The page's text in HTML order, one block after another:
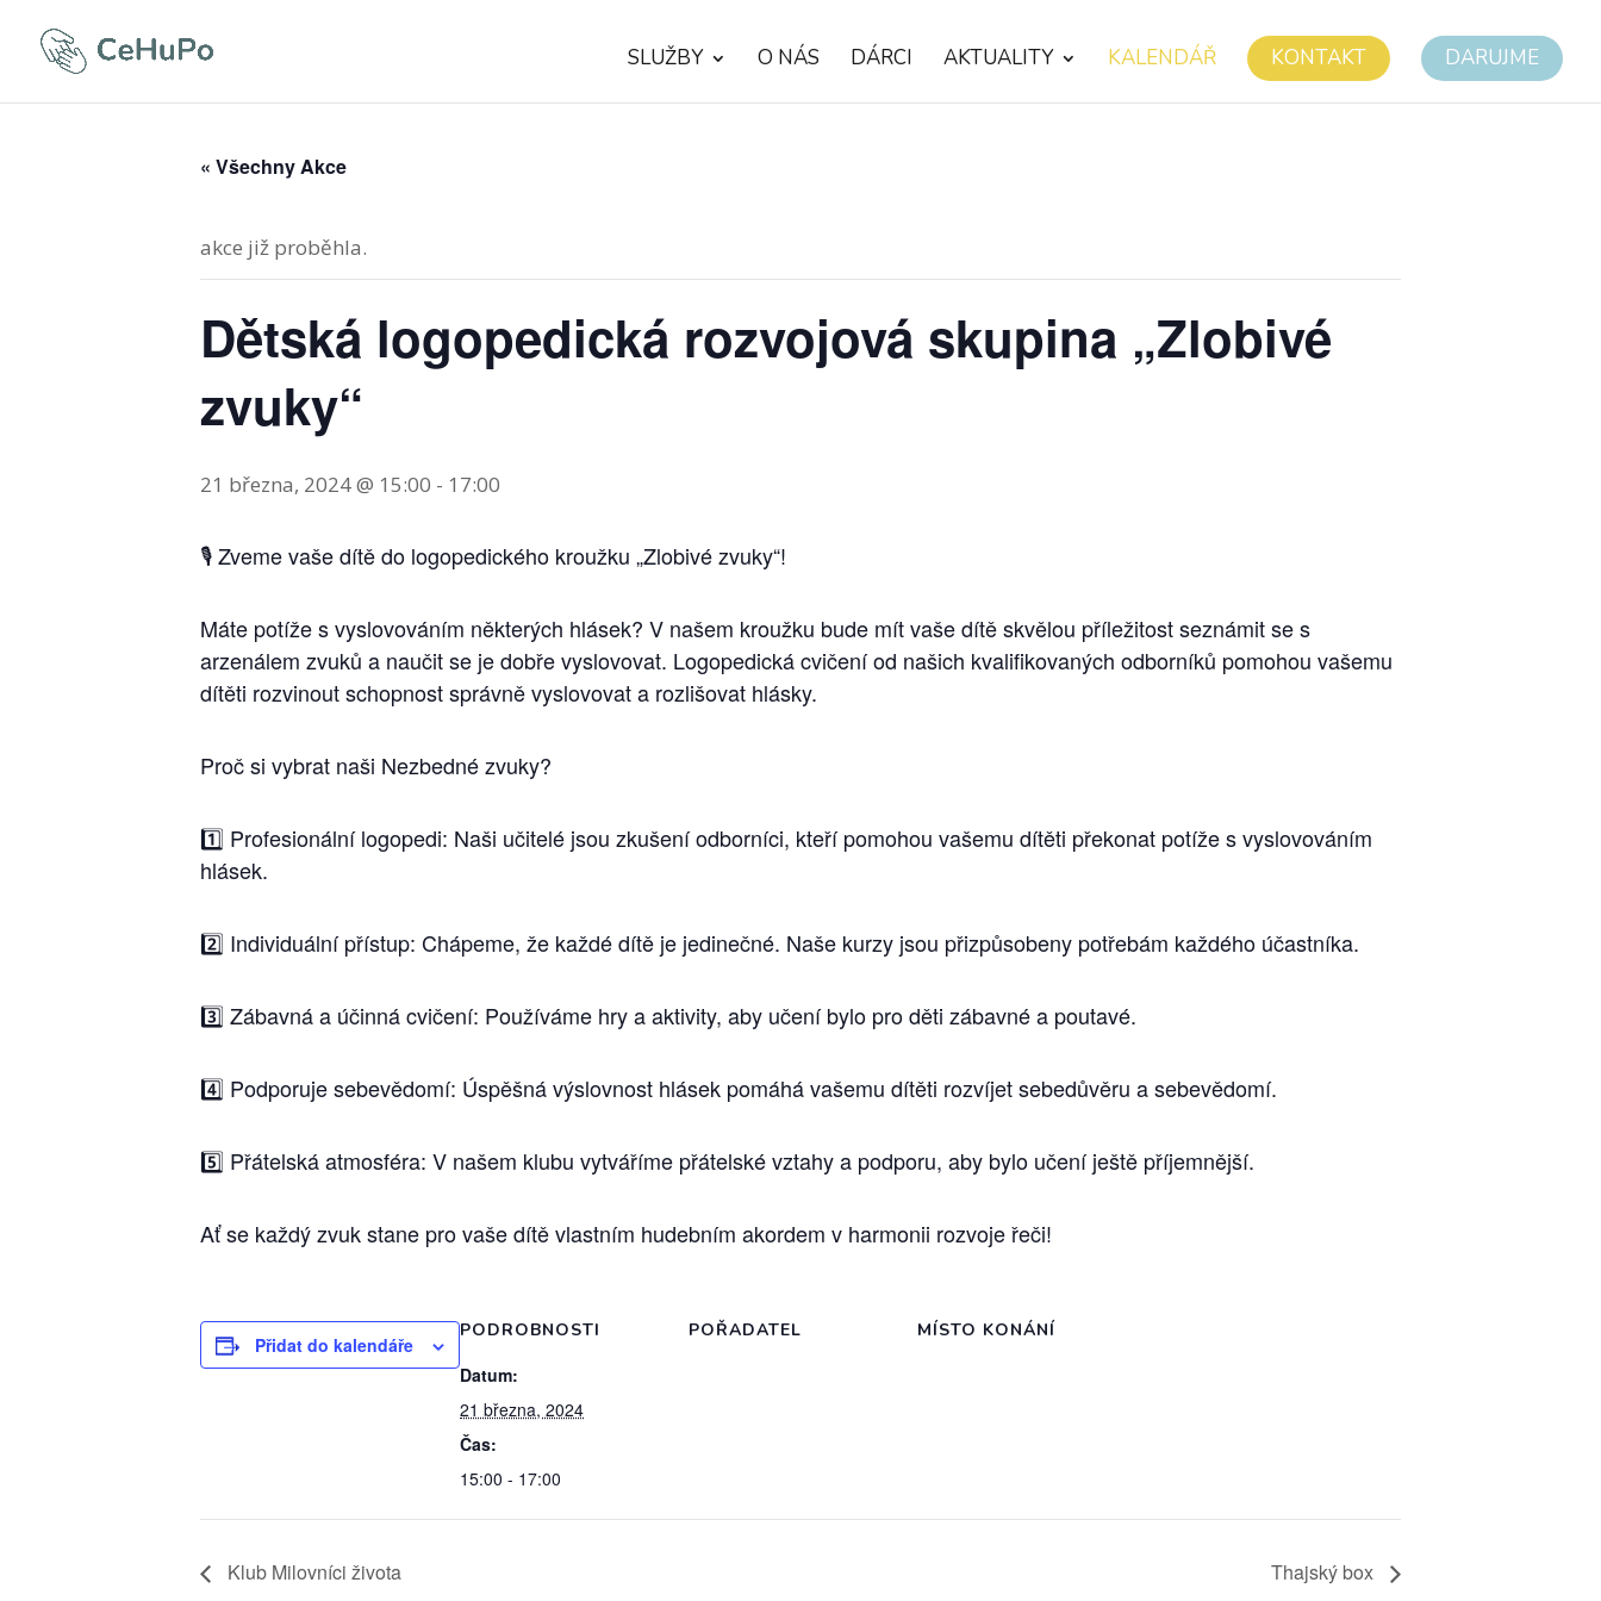
SLUŽBY O NÁS DÁRCI AKTUALITY KALENDÁŘ KONTAKT DARUJME
« Všechny Akce
akce již proběhla.
Dětská logopedická rozvojová skupina „Zlobivé
zvuky“
21 března, 2024 @ 15:00 - 17:00
🎙 Zveme vaše dítě do logopedického kroužku „Zlobivé zvuky“!
Máte potíže s vyslovováním některých hlásek? V našem kroužku bude mít vaše dítě skvělou příležitost seznámit se s
arzenálem zvuků a naučit se je dobře vyslovovat. Logopedická cvičení od našich kvalifikovaných odborníků pomohou vašemu
dítěti rozvinout schopnost správně vyslovovat a rozlišovat hlásky.
Proč si vybrat naši Nezbedné zvuky?
1️⃣ Profesionální logopedi: Naši učitelé jsou zkušení odborníci, kteří pomohou vašemu dítěti překonat potíže s vyslovováním
hlásek.
2️⃣ Individuální přístup: Chápeme, že každé dítě je jedinečné. Naše kurzy jsou přizpůsobeny potřebám každého účastníka.
3️⃣ Zábavná a účinná cvičení: Používáme hry a aktivity, aby učení bylo pro děti zábavné a poutavé.
4️⃣ Podporuje sebevědomí: Úspěšná výslovnost hlásek pomáhá vašemu dítěti rozvíjet sebedůvěru a sebevědomí.
5️⃣ Přátelská atmosféra: V našem klubu vytváříme přátelské vztahy a podporu, aby bylo učení ještě příjemnější.
Ať se každý zvuk stane pro vaše dítě vlastním hudebním akordem v harmonii rozvoje řeči!
Přidat do kalendáře
PODROBNOSTI
Datum:
21 března, 2024
Čas:
15:00 - 17:00
POŘADATEL MÍSTO KONÁNÍ
Klub Milovníci života Thajský box